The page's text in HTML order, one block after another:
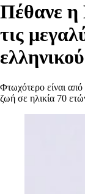
Πέθανε η
τις
Φτωχότερο είναι
ζωή σε ηλικία 70